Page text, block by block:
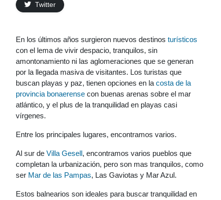
Twitter
En los últimos años surgieron nuevos destinos turísticos
con el lema de vivir despacio, tranquilos, sin
amontonamiento ni las aglomeraciones que se generan
por la llegada masiva de visitantes. Los turistas que
buscan playas y paz, tienen opciones en la costa de la
provincia bonaerense con buenas arenas sobre el mar
atlántico, y el plus de la tranquilidad en playas casi
vírgenes.
Entre los principales lugares, encontramos varios.
Al sur de Villa Gesell, encontramos varios pueblos que
completan la urbanización, pero son mas tranquilos, como
ser Mar de las Pampas, Las Gaviotas y Mar Azul.
Estos balnearios son ideales para buscar tranquilidad en